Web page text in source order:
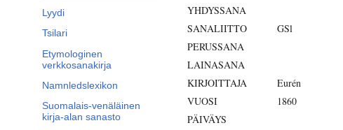
Lyydi
Tsilari
Etymologinen
verkkosanakirja
Namnledslexikon
Suomalais-venäläinen
kirja-alan sanasto
YHDYSSANA
SANALIITTO
GSl
PERUSSANA
LAINASANA
KIRJOITTAJA
Eurén
VUOSI
1860
PÄIVÄYS